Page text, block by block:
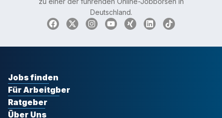
Deutschland.
Jobs finden
Für Arbeitgber
Ratgeber
Über Uns